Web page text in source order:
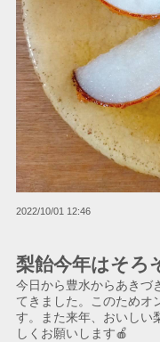
梨飴今年はそろ
2022/10/01 12:46
今日から豊水からあきづ
てきました。このためオ
す。また来年、おいしい
しくお願いします🍎